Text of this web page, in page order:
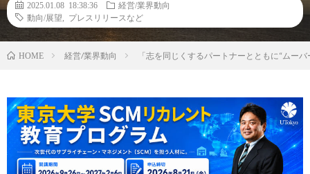
2025.01.08 18:38:36
経営/業界動向
動向/展望
プレスリリースなど
HOME 経営/業界動向 「志を同じくするパートナーとともに“ムー